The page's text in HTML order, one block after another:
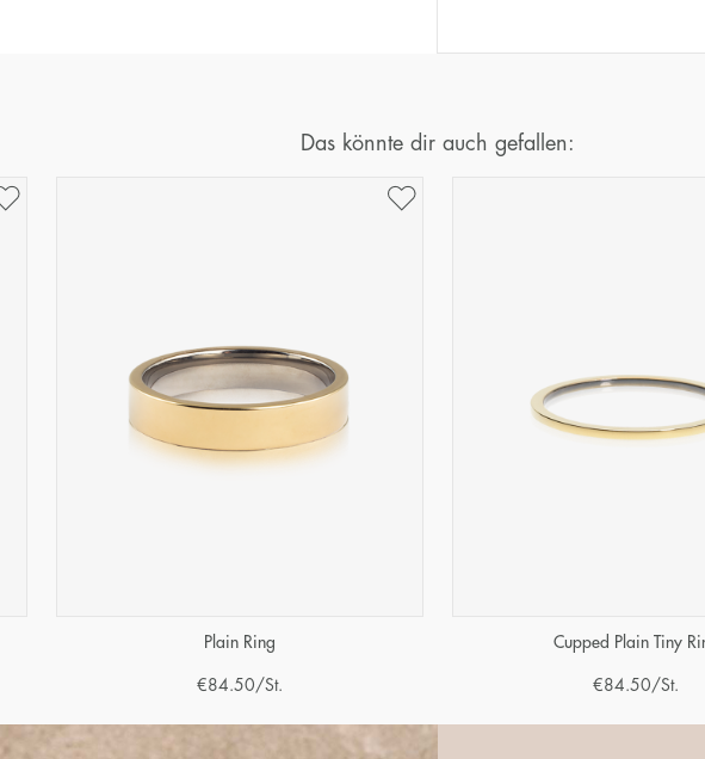
65,9
Das könnte dir auch gefallen:
Plain Ring
€84.50 /St.
Cupped Plain Tiny
€84.50 /St.